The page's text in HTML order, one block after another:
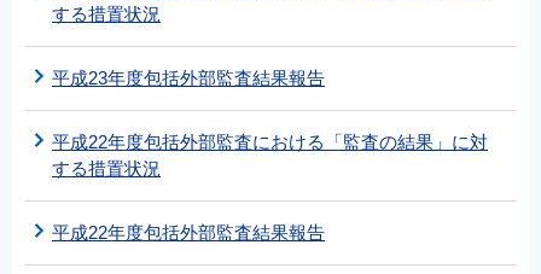
する措置状況
平成23年度包括外部監査結果報告
平成22年度包括外部監査における「監査の結果」に対
する措置状況
平成22年度包括外部監査結果報告